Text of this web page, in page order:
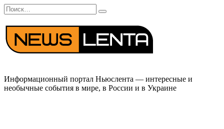
Перейти
к
содержанию
Search
for:
Информационный портал Ньюслента — интересные и
необычные события в мире, в России и в Украине